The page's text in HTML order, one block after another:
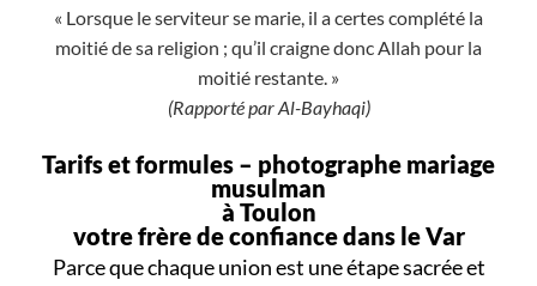
« Lorsque le serviteur se marie, il a certes complété la
moitié de sa religion ; qu’il craigne donc Allah pour la
moitié restante. »
(Rapporté par Al-Bayhaqi)
Tarifs et formules – photographe mariage
musulman
à Toulon
votre frère de confiance dans le Var
Parce quechaque unionest uneétape sacréeet